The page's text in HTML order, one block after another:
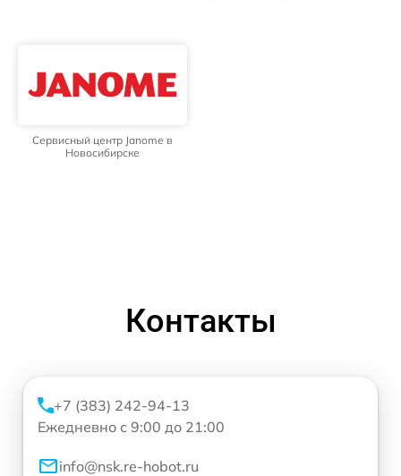
Сервисный центр Janome в
Новосибирске
Контакты
+7 (383) 242-94-13
Ежедневно с 9:00 до 21:00
info@nsk.re-hobot.ru